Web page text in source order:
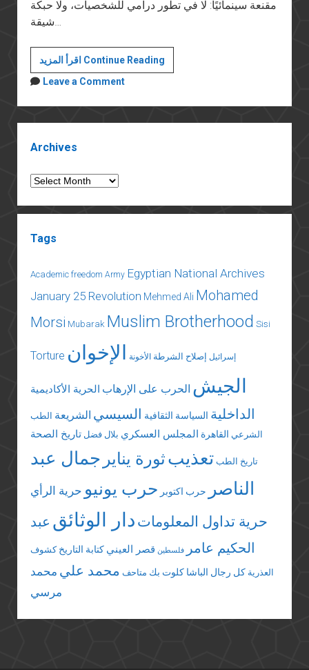
مقنعة سينمائيًا: لا في تطور درامي للشخصيات، ولا حبكة
شيقة…
اقرأ المزيد Continue Readingخواطر
بالعامية:
أسباب
للاعتراض
الخروج
Leave a Comment
Archives
Archives
Tags
Academic freedom Army Egyptian National Archives
January 25 Revolution Mehmed Ali Mohamed
Morsi Mubarak Muslim Brotherhood Sisi
Torture إسرائيل إصلاح الشرطة الأخونة الإخوان
الجيش الحرب على الإرهاب الحرية الأكاديمية
الداخلية السياسة الثقافية السيسي الشريعة الطب
الشرعي القاهرة المجلس العسكري بلال فضل تاريخ الصحة
تاريخ الطب تعذيبثورة يناير جمال عبد
الناصر
حرب اكتوبر حرب يونيو حرية الرأي
حرية تداول المعلومات دار الوثائق عبد
الحكيم عامر
فلسطين قصر العيني كتابة التاريخ كشوف
العذرية كل رجال الباشا كلوت بك متاحف محمد علي محمد
مرسي